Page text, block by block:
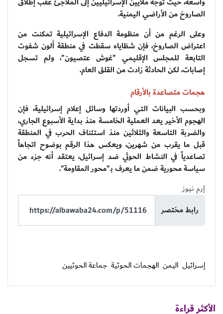
الصاروخ من الأراضي اليمنية.
وعلى الرغم من أن منظومة الدفاع الإسرائيلية تمكنت من
اعتراض الصاروخ، فإن شظاياه سقطت في منطقة ألون شفوت
التابعة للمجلس الإقليمي "غوش عتصيون"، ولم تسجل
إصابات، لكن الحادثة زادت من القلق العام.
هجمات متصاعدة بالأرقام
وبحسب البيانات التي أوردتها وسائل إعلام إسرائيلية، فإن
الهجوم الأخير يعد العملية الخامسة منذ بداية الأسبوع الجاري،
والضربة التاسعة والثلاثين منذ استئناف الحرب في المنطقة
قبل ما يقرب من شهرين، ويعكس هذا الرقم بوضوح اتجاهاً
تصاعدياً في النشاط الحوثي ضد إسرائيل، يعتقد أنه جزء من
سياسة محورية ضمن ما يعرف بـ"محور المقاومة".
إرم نيوز
رابط مختصر
إسرائيل اليمن الهجمات الحوثية جماعة الحوثيين
الأكثر قراءة